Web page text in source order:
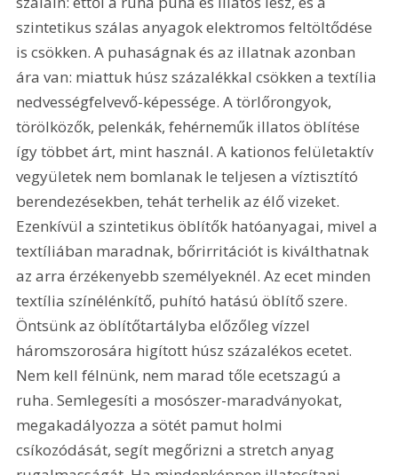
szintetikus szálas anyagok elektromos feltöltődése
is csökken. A puhaságnak és az illatnak azonban
ára van: miattuk húsz százalékkal csökken a textília
nedvességfelvevő-képessége. A törlőrongyok,
törölközők, pelenkák, fehérneműk illatos öblítése
így többet árt, mint használ. A kationos felületaktív
vegyületek nem bomlanak le teljesen a víztisztító
berendezésekben, tehát terhelik az élő vizeket.
Ezenkívül a szintetikus öblítők hatóanyagai, mivel a
textíliában maradnak, bőrirritációt is kiválthatnak
az arra érzékenyebb személyeknél. Az ecet minden
textília színélénkítő, puhító hatású öblítő szere.
Öntsünk az öblítőtartályba előzőleg vízzel
háromszorosára higított húsz százalékos ecetet.
Nem kell félnünk, nem marad tőle ecetszagú a
ruha. Semlegesíti a mosószer-maradványokat,
megakadályozza a sötét pamut holmi
csíkozódását, segít megőrizni a stretch anyag